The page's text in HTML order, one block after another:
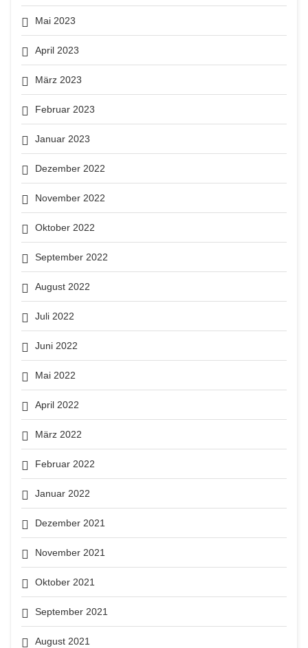
Mai 2023
April 2023
März 2023
Februar 2023
Januar 2023
Dezember 2022
November 2022
Oktober 2022
September 2022
August 2022
Juli 2022
Juni 2022
Mai 2022
April 2022
März 2022
Februar 2022
Januar 2022
Dezember 2021
November 2021
Oktober 2021
September 2021
August 2021